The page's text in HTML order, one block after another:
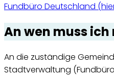
Fundbüro Deutschland
An wen muss
An die zuständige
Stadtverwaltung